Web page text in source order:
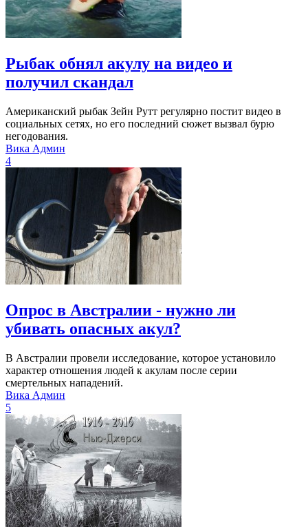
Рыбак обнял акулу на видео и
получил скандал
Американский рыбак Зейн Рутт регулярно постит видео в
социальных сетях, но его последний сюжет вызвал бурю
негодования.
Вика Админ
4
Опрос в Австралии - нужно ли
убивать опасных акул?
В Австралии провели исследование, которое установило
характер отношения людей к акулам после серии
смертельных нападений.
Вика Админ
5